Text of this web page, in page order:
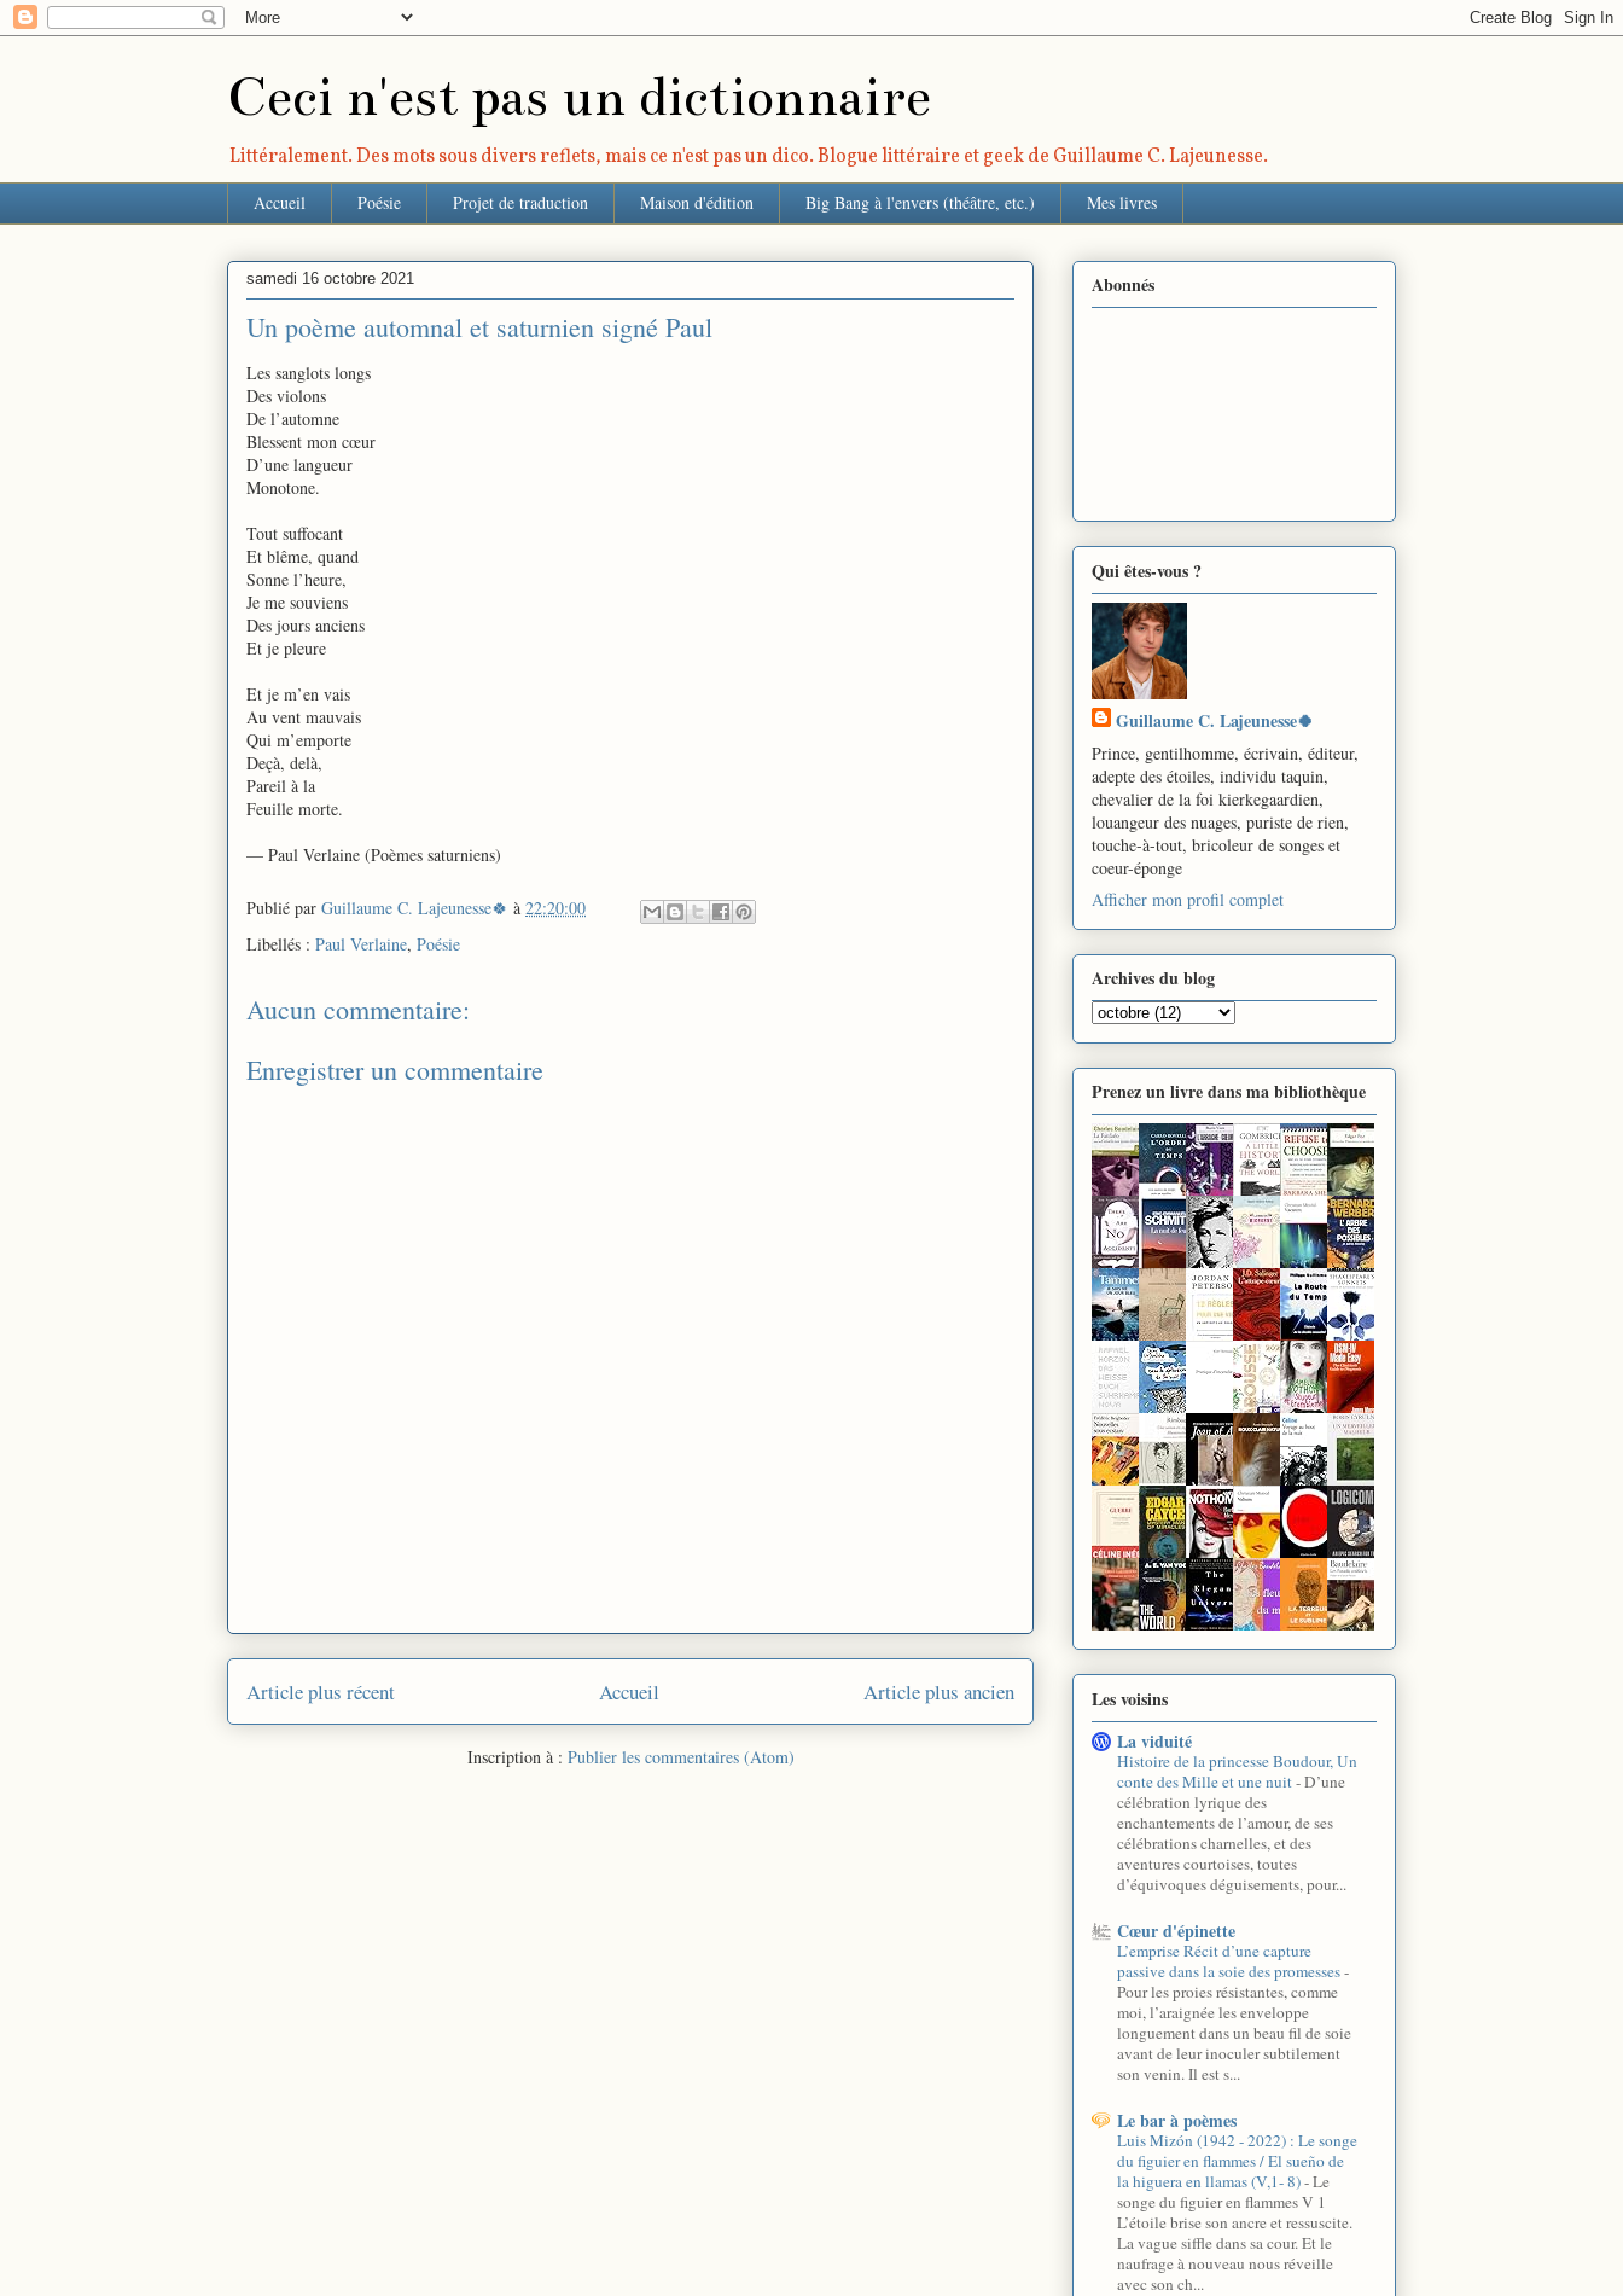
Ceci n'est pas un dictionnaire
Littéralement. Des mots sous divers reflets, mais ce n'est pas un dico. Blogue littéraire et geek de Guillaume C. Lajeunesse.
Accueil Poésie Projet de traduction Maison d'édition Big Bang à l'envers (théâtre, etc.) Mes livres
samedi 16 octobre 2021
Un poème automnal et saturnien signé Paul
Les sanglots longs
Des violons
De l’automne
Blessent mon cœur
D’une langueur
Monotone.
Tout suffocant
Et blême, quand
Sonne l’heure,
Je me souviens
Des jours anciens
Et je pleure
Et je m’en vais
Au vent mauvais
Qui m’emporte
Deçà, delà,
Pareil à la
Feuille morte.
— Paul Verlaine (Poèmes saturniens)
Publié par Guillaume C. Lajeunesse🍀 à 22:20:00
Libellés : Paul Verlaine, Poésie
Aucun commentaire:
Enregistrer un commentaire
Article plus récent Article plus ancien
Accueil
Inscription à : Publier les commentaires (Atom)
Abonnés
Qui êtes-vous ?
Guillaume C. Lajeunesse🍀
Prince, gentilhomme, écrivain, éditeur,
adepte des étoiles, individu taquin,
chevalier de la foi kierkegaardien,
louangeur des nuages, puriste de rien,
touche-à-tout, bricoleur de songes et
coeur-éponge
Afficher mon profil complet
Archives du blog
Prenez un livre dans ma bibliothèque
Les voisins
La viduité
Histoire de la princesse Boudour, Un
conte des Mille et une nuit-D’une
célébration lyrique des
enchantements de l’amour, de ses
célébrations charnelles, et des
aventures courtoises, toutes
d’équivoques déguisements, pour...
Cœur d'épinette
L’emprise Récit d’une capture
passive dans la soie des promesses-
Pour les proies résistantes, comme
moi, l’araignée les enveloppe
longuement dans un beau fil de soie
avant de leur inoculer subtilement
son venin. Il est s...
Le bar à poèmes
Luis Mizón (1942 - 2022) : Le songe
du figuier en flammes / El sueño de
la higuera en llamas (V,1- 8)-Le
songe du figuier en flammes V 1
L’étoile brise son ancre et ressuscite.
La vague siffle dans sa cour. Et le
naufrage à nouveau nous réveille
avec son ch...